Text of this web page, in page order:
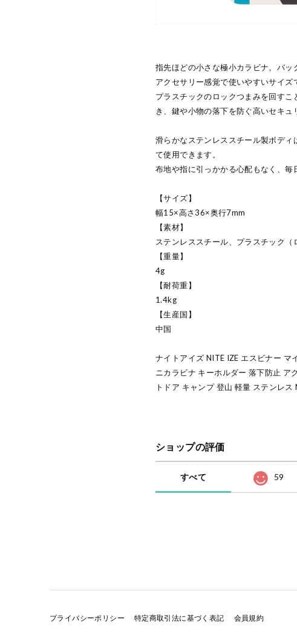
指先ほどの小さな極小カラビナ。バッ
アクセサリー感覚で使いやすいサイズ
プラスチックのロックつまみを回す
き、鍵や小物の落下を防ぐ高いセキュ
滑らかなステンレススチール製ボデ
て使用できます。
布地や指に引っかかる心配もなく、毎
【サイズ】
幅15×高さ36×奥行7mm
【素材】
ステンレススチール、プラスチック（
【重量】
4g
【耐荷重】
1.4kg
【生産国】
中国
ナイトアイズ NITE IZE エスビナー マ
ニカラビナ キーホルダー 落下防止 ア
トドア キャンプ 登山 軽量 ステンレ
ショップの評価
すべて 59
プライバシーポリシー 特定商取引法に基づく表記 会員規約